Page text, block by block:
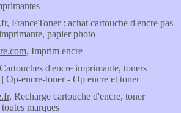
, FranceToner : achat cartouche d'encre pas
papier photo
, Imprim encre
d'encre imprimante, toners
Op-encre-toner - Op encre et toner
, Recharge cartouche d'encre, toner
marques